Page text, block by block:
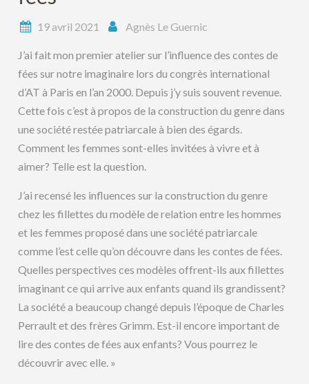
19 avril 2021 Agnès Le Guernic
J’ai fait mon premier atelier sur l’influence des contes de
fées sur notre imaginaire lors du congrès international
d’AT à Paris en l’an 2000. Depuis j’y suis souvent revenue.
Cette fois c’est à propos de la construction du genre dans
une société restée patriarcale à bien des égards.
Comment les femmes sont-elles invitées à vivre et à
aimer? Telle est la question.
J’ai recensé les influences sur la construction du genre
chez les fillettes du modèle de relation entre les hommes
et les femmes proposé dans une société patriarcale
comme l’est celle qu’on découvre dans les contes de fées.
Quelles perspectives ces modèles offrent-ils aux fillettes
imaginant ce qui arrive aux enfants quand ils grandissent?
La société a beaucoup changé depuis l’époque de Charles
Perrault et des frères Grimm. Est-il encore important de
lire des contes de fées aux enfants? Vous pourrez le
découvrir avec elle. »